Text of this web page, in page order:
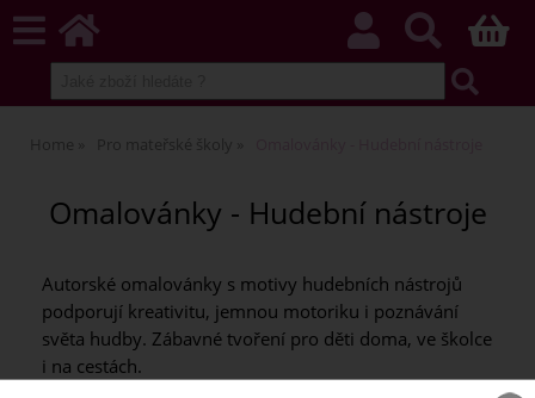
Home Pro mateřské školy
Omalovánky - Hudební nástroje
Autorské omalovánky s motivy hudebních nástrojů
podporují kreativitu, jemnou motoriku i poznávání
světa hudby. Zábavné tvoření pro děti doma, ve školce
i na cestách.